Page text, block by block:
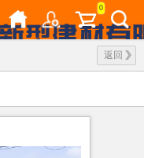
0
返回